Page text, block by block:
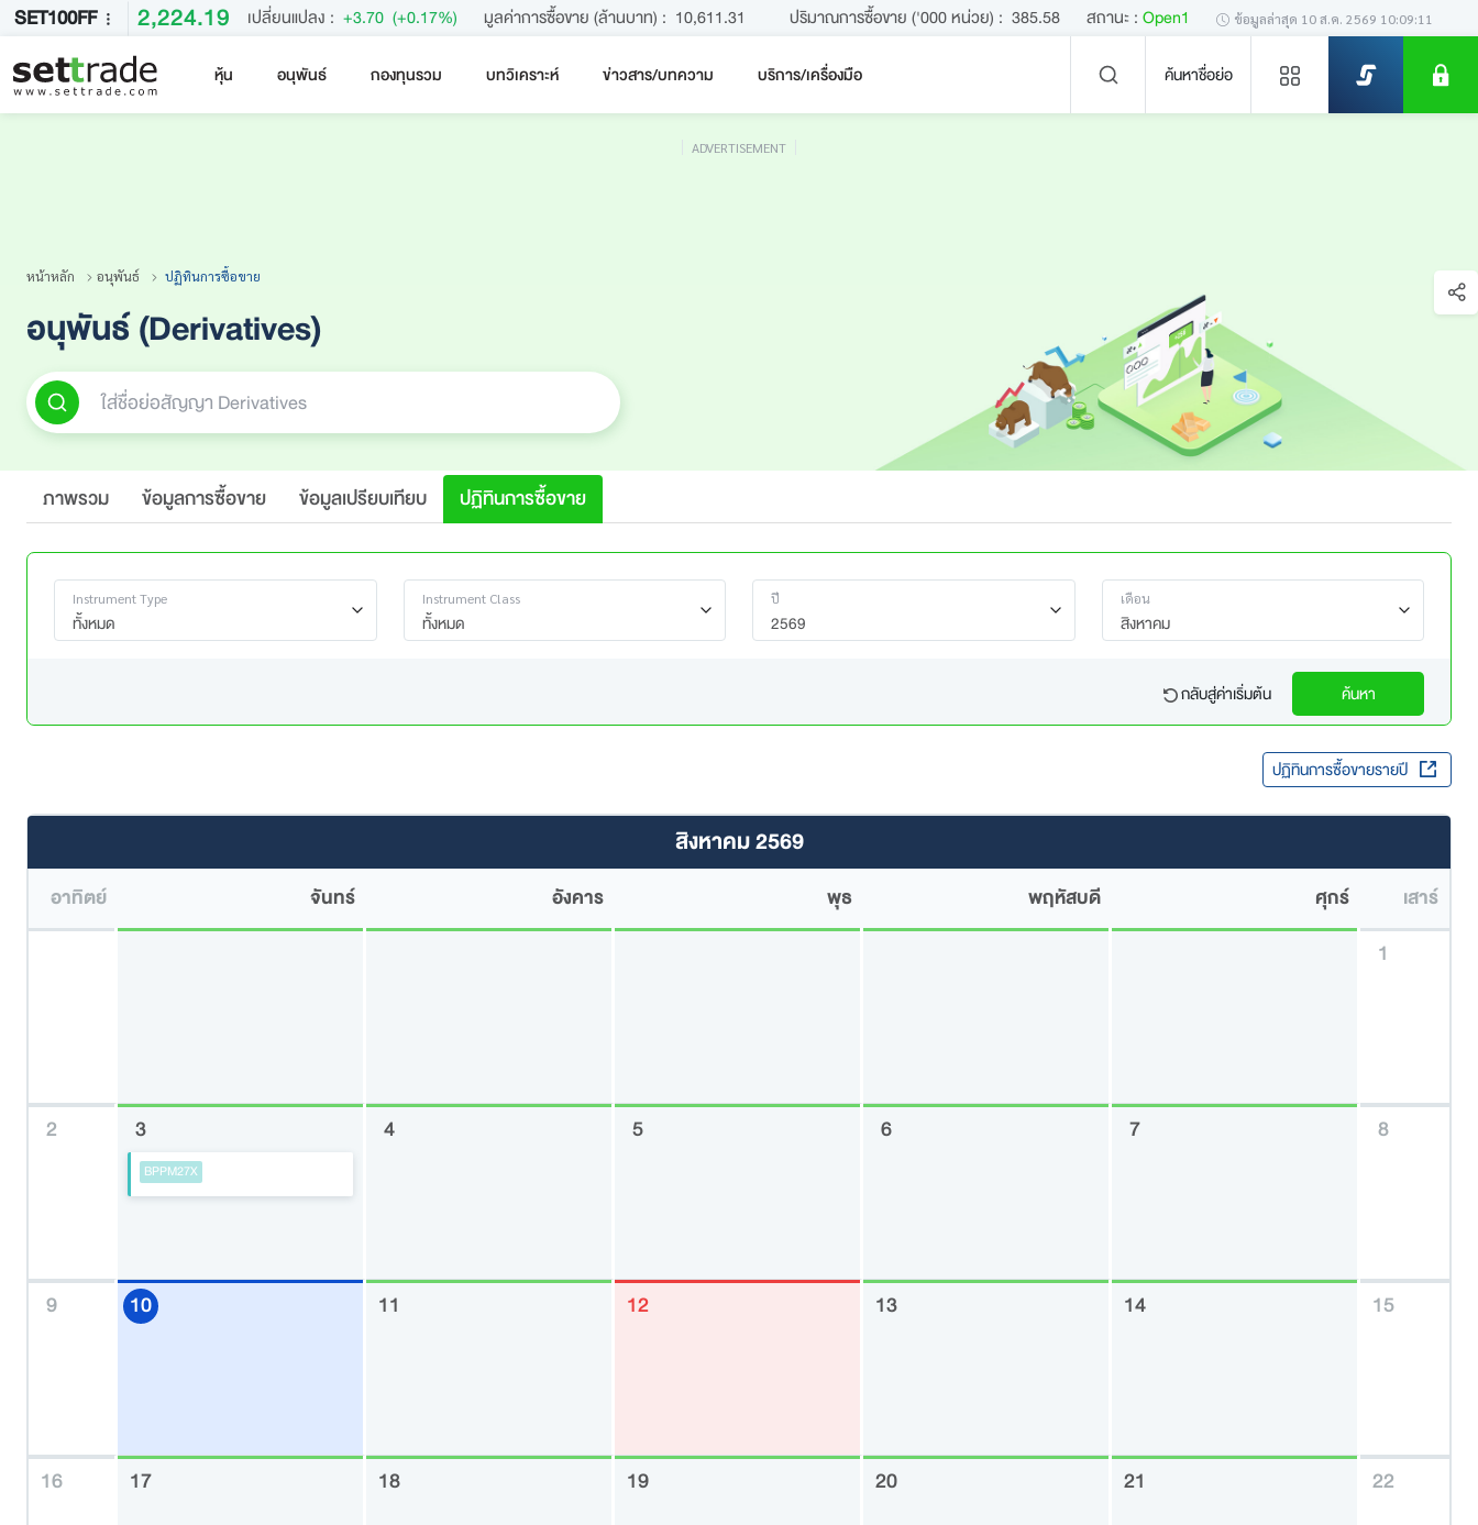
SET100FF 2,224.19 เปลี่ยนแปลง : +3.70 (+0.17%) มูลค่าการซื้อขาย (ล้านบาท) : 10,611.31 ปริมาณการซื้อขาย ('000 หน่วย) : 385.58 สถานะ : Open1 ข้อมูลล่าสุด 10 ส.ค. 2569 10:09:11
หุ้น อนุพันธ์ กองทุนรวม บทวิเคราะห์ ข่าวสาร/บทความ บริการ/เครื่องมือ ค้นหาชื่อย่อ
ไม่พบข่าวล่าสุด
ADVERTISEMENT
หน้าหลัก อนุพันธ์ ปฏิทินการซื้อขาย
อนุพันธ์ (Derivatives)
ใส่ชื่อย่อสัญญา Derivatives
ภาพรวม ข้อมูลการซื้อขาย ข้อมูลเปรียบเทียบ ปฏิทินการซื้อขาย
Instrument Type
ทั้งหมด
Instrument Class
ทั้งหมด
ปี
2569
เดือน
สิงหาคม
กลับสู่ค่าเริ่มต้น ค้นหา
ปฏิทินการซื้อขายรายปี
สิงหาคม 2569
อาทิตย์ จันทร์ อังคาร พุธ พฤหัสบดี ศุกร์ เสาร์
1
2 3
BPPM27X
4 5 6 7 8
9 10 11 12 13 14 15
16 17 18 19 20 21 22